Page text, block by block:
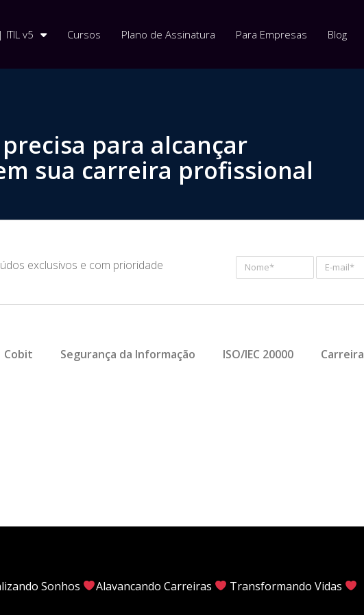
ITIL v5 Cursos Plano de Assinatura Para Empresas Blog
para alcançar
sua carreira profissional
exclusivos e com prioridade
Cobit Segurança da Informação ISO/IEC 20000 Carreira
Sonhos Alavancando Carreiras Transformando Vidas